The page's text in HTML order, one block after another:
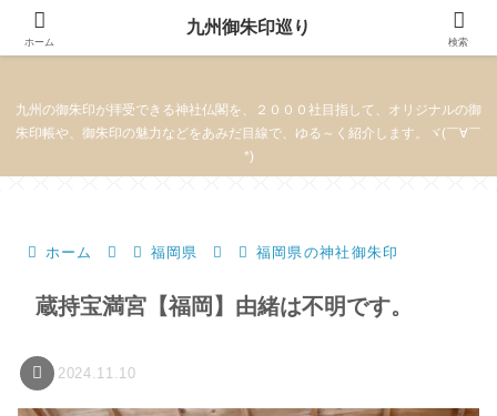
九州御朱印巡り
九州の御朱印が拝受できる神社仏閣を、２０００社目指して、オリジナルの御
朱印帳や、御朱印の魅力などをあみだ目線で、ゆる～く紹介します。ヾ(￣∀￣
*)
ホーム 福岡県 福岡県の神社御朱印
蔵持宝満宮【福岡】由緒は不明です。
2024.11.10
ホーム
九州御朱印巡り
検索